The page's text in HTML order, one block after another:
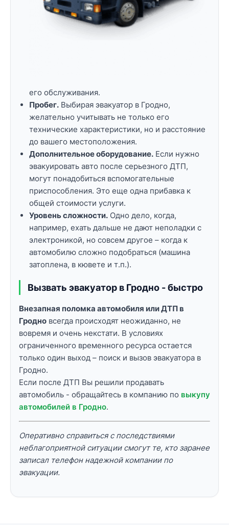
его обслуживания.
Пробег. Выбирая эвакуатор в Гродно,
желательно учитывать не только его
технические характеристики, но и расстояние
до вашего местоположения.
Дополнительное оборудование. Если нужно
эвакуировать авто после серьезного ДТП,
могут понадобиться вспомогательные
приспособления. Это еще одна прибавка к
общей стоимости услуги.
Уровень сложности. Одно дело, когда,
например, ехать дальше не дают неполадки с
электроникой, но совсем другое – когда к
автомобилю сложно подобраться (машина
затоплена, в кювете и т.п.).
Вызвать эвакуатор в Гродно - быстро
Внезапная поломка автомобиля или ДТП в
Гродно всегда происходят неожиданно, не
вовремя и очень некстати. В условиях
ограниченного временного ресурса остается
только один выход – поиск и вызов эвакуатора в
Гродно.
Если после ДТП Вы решили продавать
автомобиль - обращайтесь в компанию по выкупу
автомобилей в Гродно.
Оперативно справиться с последствиями
неблагоприятной ситуации смогут те, кто заранее
записал телефон надежной компании по
эвакуации.